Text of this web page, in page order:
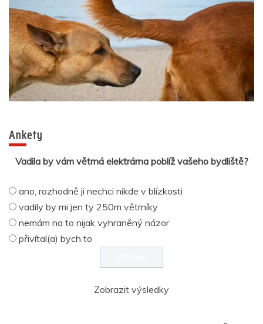
Ankety
Vadila by vám větrná elektrárna poblíž vašeho bydliště?
ano, rozhodně ji nechci nikde v blízkosti
vadily by mi jen ty 250m větrníky
nemám na to nijak vyhraněný názor
přivítal(a) bych to
Zobrazit výsledky